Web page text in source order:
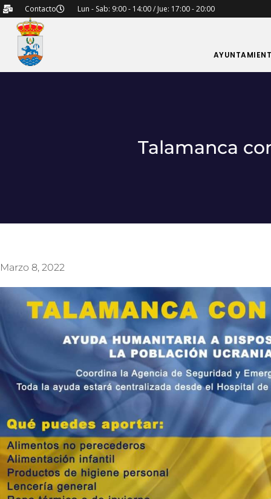
Contacto
Lun - Sab: 9:00 - 14:00 / Jue: 17:00 - 20:00
Talamanca
Marzo 8, 2022